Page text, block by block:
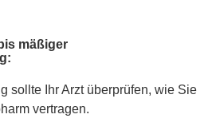
mäßiger
sollte Ihr Arzt überprüfen, wie Sie
vertragen.